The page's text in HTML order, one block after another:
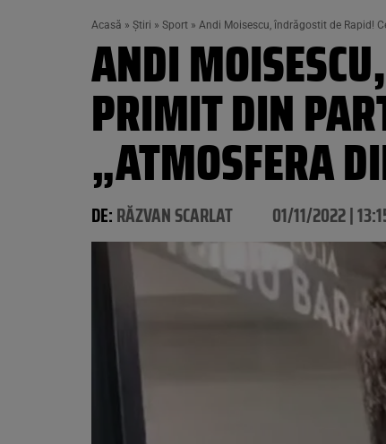
Acasă » Știri » Sport » Andi Moisescu, îndrăgostit de Rapid!
ANDI
PRIMIT DIN
„ATMOSFERA
DE:RĂZVAN SCARLAT 01/11/2022 |